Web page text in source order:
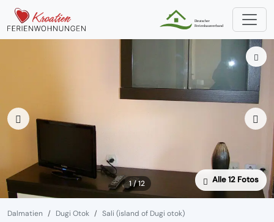
1 / 12 Alle 12 Fotos
Dalmatien Dugi Otok Sali (island of Dugi otok)